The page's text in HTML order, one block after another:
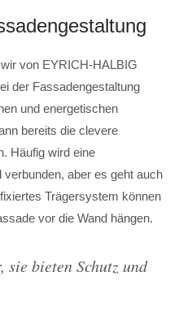
von EYRICH-HALBIG
der Fassadengestaltung
und energetischen
bereits die clevere
Häufig wird eine
aber es geht auch
Trägersystem können
vor die Wand hängen.
sie bieten Schutz und